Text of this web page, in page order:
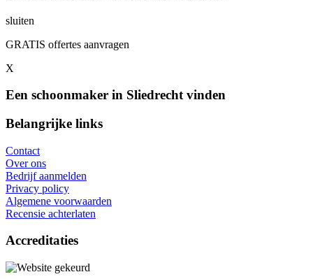
sluiten
GRATIS offertes aanvragen
X
Een schoonmaker in Sliedrecht vinden
Belangrijke links
Contact
Over ons
Bedrijf aanmelden
Privacy policy
Algemene voorwaarden
Recensie achterlaten
Accreditaties